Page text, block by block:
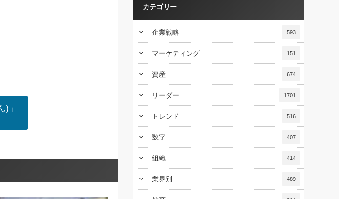
」
カテゴリー
keyboard_arrow_down 企業戦略 593
keyboard_arrow_down マーケティング 151
keyboard_arrow_down 資産 674
keyboard_arrow_down リーダー 1701
keyboard_arrow_down トレンド 516
keyboard_arrow_down 数字 407
keyboard_arrow_down 組織 414
keyboard_arrow_down 業界別 489